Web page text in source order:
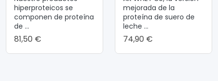
hiperproteicos se
componen de proteína
de ...
81,50 €
mejorada de la
proteína de suero de
leche ...
74,90 €